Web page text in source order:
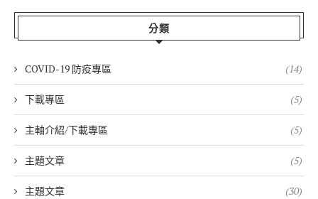
分類
COVID-19 防疫專區 (14)
下載專區 (5)
主軸介紹/下載專區 (5)
主題文章 (5)
主題文章 (30)